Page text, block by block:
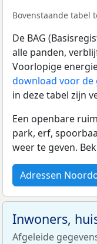
Bovenstaande tabel
De BAG
alle panden,
Voorlopige
download voor
in deze tabel zijn
Een openbare
park, erf,
weer te geven.
Adressen
Inwoners,
Afgeleide